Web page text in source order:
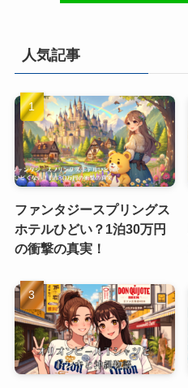
人気記事
ファンタジースプリングス
ホテルひどい？1泊30万円
の衝撃の真実！